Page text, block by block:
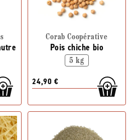
Corab Coopérative
Pois chiche bio
5 kg
24,90 €